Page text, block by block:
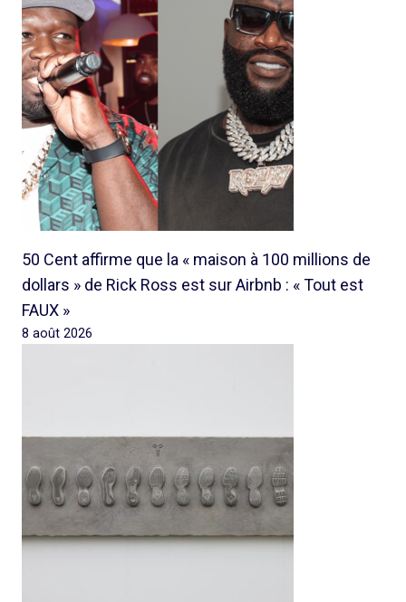
50 Cent affirme que la « maison à 100 millions de
dollars » de Rick Ross est sur Airbnb : « Tout est
FAUX »
8 août 2026